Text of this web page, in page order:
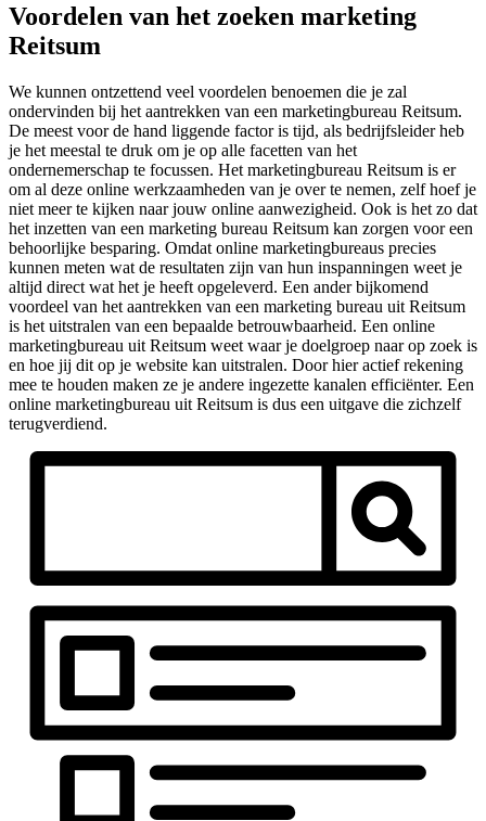
Voordelen van het zoeken marketing
Reitsum
We kunnen ontzettend veel voordelen benoemen die je zal
ondervinden bij het aantrekken van een marketingbureau Reitsum.
De meest voor de hand liggende factor is tijd, als bedrijfsleider heb
je het meestal te druk om je op alle facetten van het
ondernemerschap te focussen. Het marketingbureau Reitsum is er
om al deze online werkzaamheden van je over te nemen, zelf hoef je
niet meer te kijken naar jouw online aanwezigheid. Ook is het zo dat
het inzetten van een marketing bureau Reitsum kan zorgen voor een
behoorlijke besparing. Omdat online marketingbureaus precies
kunnen meten wat de resultaten zijn van hun inspanningen weet je
altijd direct wat het je heeft opgeleverd. Een ander bijkomend
voordeel van het aantrekken van een marketing bureau uit Reitsum
is het uitstralen van een bepaalde betrouwbaarheid. Een online
marketingbureau uit Reitsum weet waar je doelgroep naar op zoek is
en hoe jij dit op je website kan uitstralen. Door hier actief rekening
mee te houden maken ze je andere ingezette kanalen efficiënter. Een
online marketingbureau uit Reitsum is dus een uitgave die zichzelf
terugverdiend.